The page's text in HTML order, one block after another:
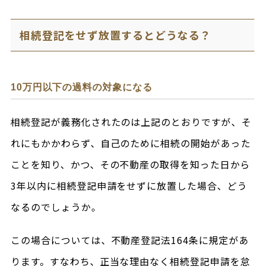
相続登記をせず放置するとどうなる？
10万円以下の過料の対象になる
相続登記が義務化されたのは上記のとおりですが、そ
れにもかかわらず、自己のために相続の開始があった
ことを知り、かつ、その不動産の取得を知った日から
3年以内に相続登記申請をせずに放置した場合、どう
なるのでしょうか。
この場合については、不動産登記法164条に規定があ
ります。すなわち、正当な理由なく相続登記申請を怠